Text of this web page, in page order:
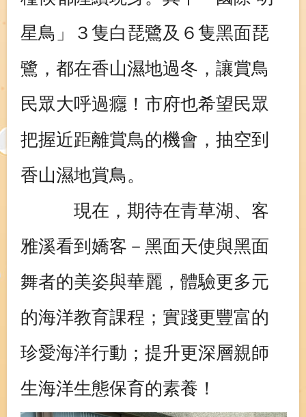
星鳥」３隻白琵鷺及６隻黑面琵
鷺，都在香山濕地過冬，讓賞鳥
民眾大呼過癮！市府也希望民眾
把握近距離賞鳥的機會，抽空到
香山濕地賞鳥。
現在，期待在青草湖、客
雅溪看到嬌客－黑面天使與黑面
舞者的美姿與華麗，體驗更多元
的海洋教育課程；實踐更豐富的
珍愛海洋行動；提升更深層親師
生海洋生態保育的素養！